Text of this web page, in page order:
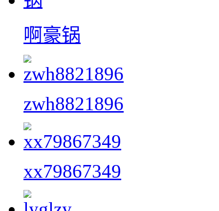
啊豪锅
zwh8821896
xx79867349